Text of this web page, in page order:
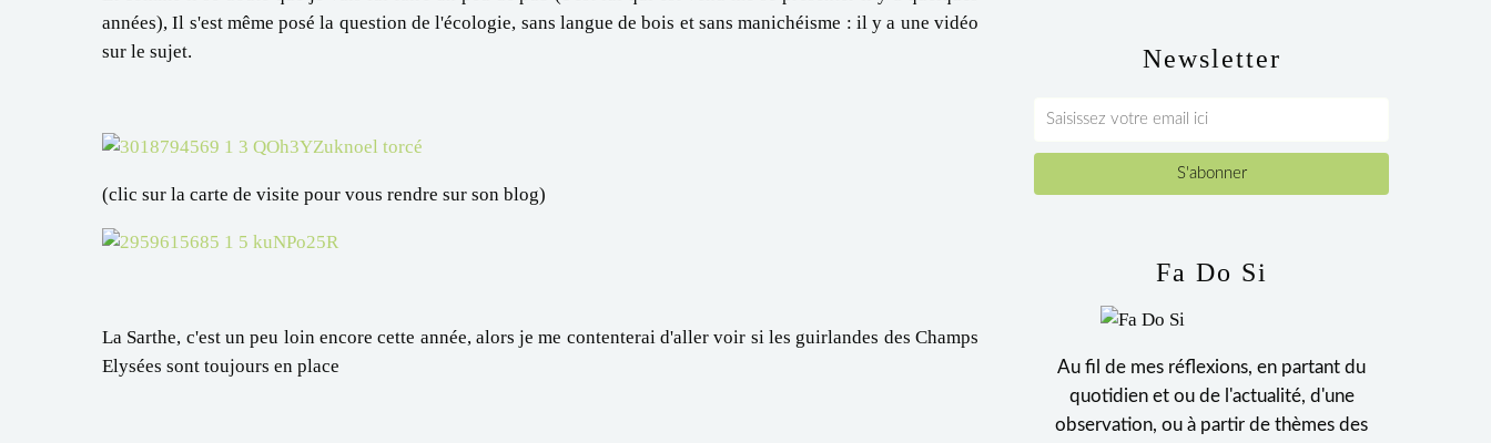
années), Il s'est même posé la question de l'écologie, sans langue de bois et sans manichéisme : il y a une vidéo
sur le sujet.
(clic sur la carte de visite pour vous rendre sur son blog)
La Sarthe, c'est un peu loin encore cette année, alors je me contenterai d'aller voir si les guirlandes des Champs
Elysées sont toujours en place
Newsletter
Fa Do Si
Au fil de mes réflexions, en partant du
quotidien et ou de l'actualité, d'une
observation, ou à partir de thèmes des